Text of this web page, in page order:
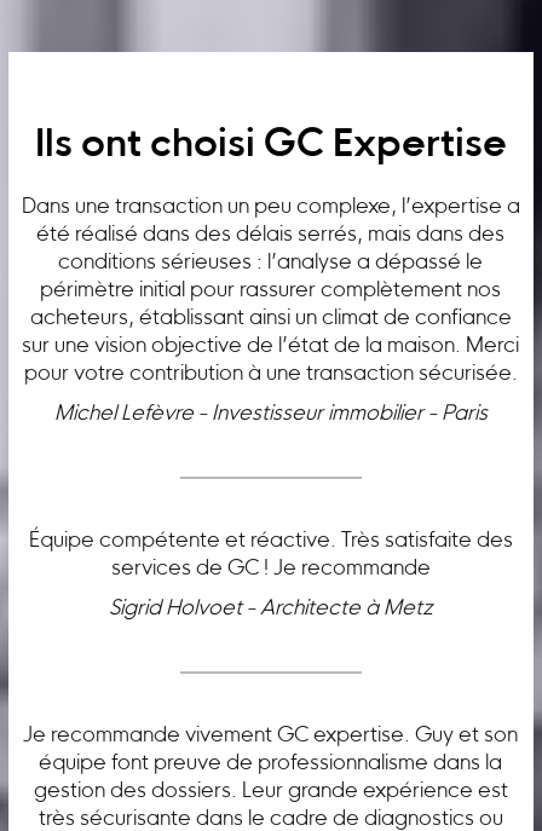
Ils ont choisi GC Expertise
Dans une transaction un peu complexe, l’expertise a
été réalisé dans des délais serrés, mais dans des
conditions sérieuses : l’analyse a dépassé le
périmètre initial pour rassurer complètement nos
acheteurs, établissant ainsi un climat de confiance
sur une vision objective de l’état de la maison. Merci
pour votre contribution à une transaction sécurisée.
Michel Lefèvre - Investisseur immobilier - Paris
Équipe compétente et réactive. Très satisfaite des
services de GC ! Je recommande
Sigrid Holvoet - Architecte à Metz
Je recommande vivement GC expertise. Guy et son
équipe font preuve de professionnalisme dans la
gestion des dossiers. Leur grande expérience est
très sécurisante dans le cadre de diagnostics ou